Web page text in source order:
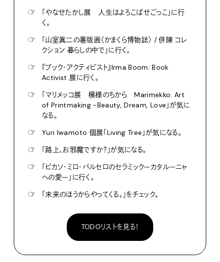
☞
「やなせたかし展 人生はよろこばせごっこ」に行
く。
☞
「山室眞二の薯版画〈かまくら博物誌〉 / 併陳 コレ
クション 暮らしの中で」に行く。
☞
『ブック・アクティビスト』Irma Boom: Book
Activist 展に行く。
☞
「マリメッコ展 模様のちから Marimekko: Art
of Printmaking -Beauty, Dream, Love」が気に
なる。
☞
Yuri Iwamoto 個展「Living Tree」が気になる。
☞
「路上、お邪魔ですか？」が気になる。
☞
「ピカソ・ミロ・バルセロのセラミックーカタルーニャ
への愛ー」に行く。
☞
「未来のほうからやってくる。」をチェック。
TODOリストを見る！